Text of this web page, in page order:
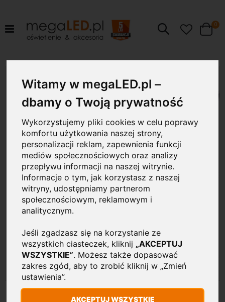
Witamy w megaLED.pl –
dbamy o Twoją prywatność
Wykorzystujemy pliki cookies w celu poprawy
komfortu użytkowania naszej strony,
personalizacji reklam, zapewnienia funkcji
mediów społecznościowych oraz analizy
przepływu informacji na naszej witrynie.
Informacje o tym, jak korzystasz z naszej
witryny, udostępniamy partnerom
społecznościowym, reklamowym i
analitycznym.
Jeśli zgadzasz się na korzystanie ze
wszystkich ciasteczek, kliknij „AKCEPTUJ
WSZYSTKIE”. Możesz także dopasować
zakres zgód, aby to zrobić kliknij w „Zmień
ustawienia”.
AKCEPTUJ WSZYSTKIE
Szukaj Cart
0
koniec